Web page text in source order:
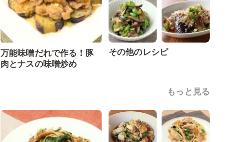
万能味噌だれで作る！豚
肉とナスの味噌炒め
その他のレシピ
もっと見る